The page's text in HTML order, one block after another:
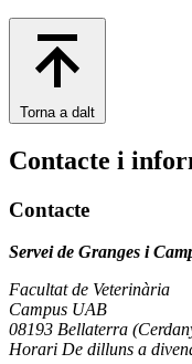
Torna a dalt
Contacte i
Contacte
Servei de Granges i
Facultat de Veterinària
Campus UAB
08193 Bellaterra
Horari De dilluns a